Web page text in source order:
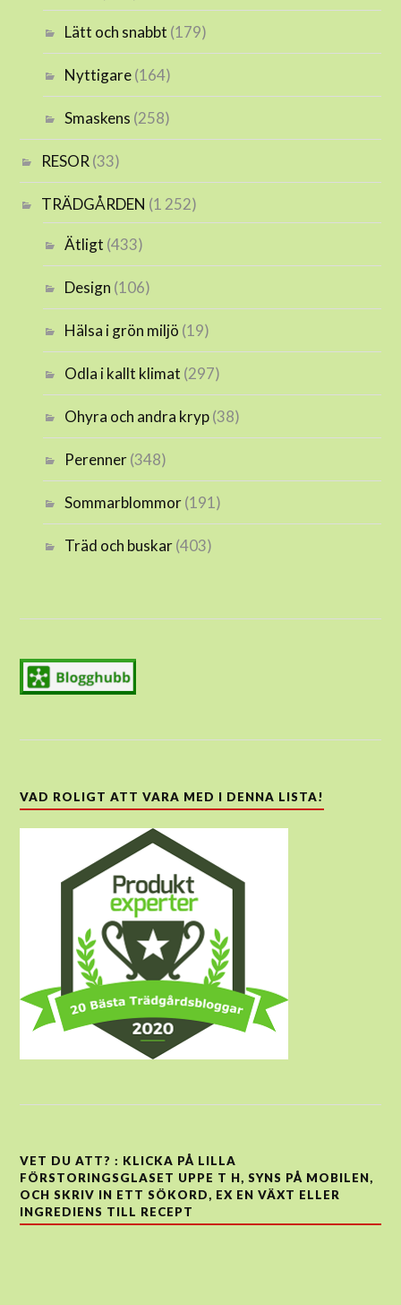
Lätt och snabbt (179)
Nyttigare(164)
Smaskens (258)
RESOR(33)
TRÄDGÅRDEN (1 252)
Ätligt (433)
Design (106)
Hälsa i grön miljö (19)
Odla i kallt klimat (297)
Ohyra och andra kryp(38)
Perenner(348)
Sommarblommor(191)
Träd och buskar(403)
VAD ROLIGT ATT VARA MED I DENNA LISTA!
VET DU ATT? : KLICKA PÅ LILLA
FÖRSTORINGSGLASET UPPE T H, SYNS PÅ MOBILEN,
OCH SKRIV IN ETT SÖKORD, EX EN VÄXT ELLER
INGREDIENS TILL RECEPT